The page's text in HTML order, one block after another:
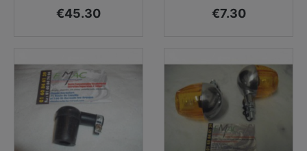
Price
€45.30 Price
€7.30